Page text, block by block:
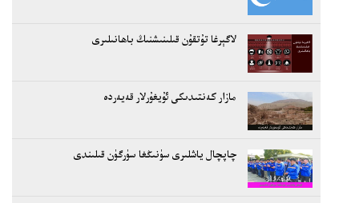
لاگېرغا تۇتقۇن قىلىنىشنىڭ باھانىلىرى
مازار كەنتىدىكى ئۇيغۇرلار قەيەردە
چاپچال ياشلىرى سۈنىڭغا سۈرگۈن قىلىندى